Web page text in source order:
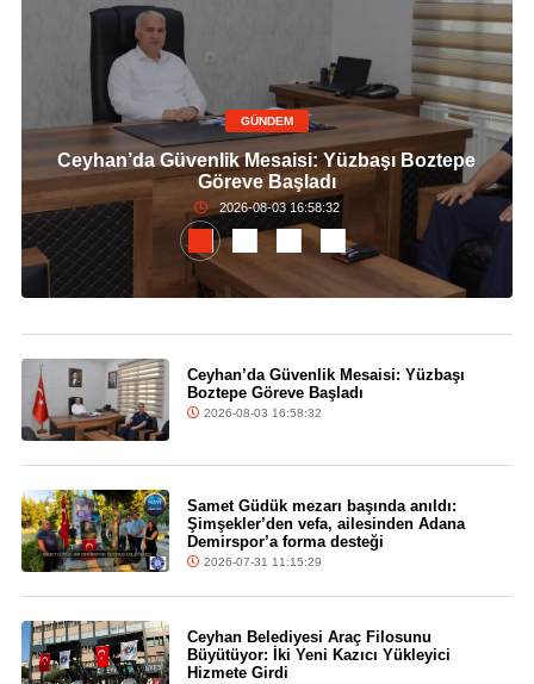
GÜNDEM
Ceyhan’da Güvenlik Mesaisi: Yüzbaşı Boztepe
Göreve Başladı
2026-08-03 16:58:32
Ceyhan’da Güvenlik Mesaisi: Yüzbaşı
Boztepe Göreve Başladı
2026-08-03 16:58:32
Samet Güdük mezarı başında anıldı:
Şimşekler’den vefa, ailesinden Adana
Demirspor’a forma desteği
2026-07-31 11:15:29
Ceyhan Belediyesi Araç Filosunu
Büyütüyor: İki Yeni Kazıcı Yükleyici
Hizmete Girdi